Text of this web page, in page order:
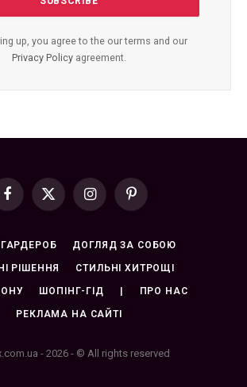
up, you agree to the our terms and our
Privacy Policy agreement.
Facebook
X
InstagramPinterest
ДОГЛЯД ЗА СОБОЮ
РІШЕННЯ СТИЛЬНІ ХИТРОЩІ
ШОПІНГ-ГІД | ПРО НАС
РЕКЛАМА НА САЙТІ
- 2026 - © All rights reserved